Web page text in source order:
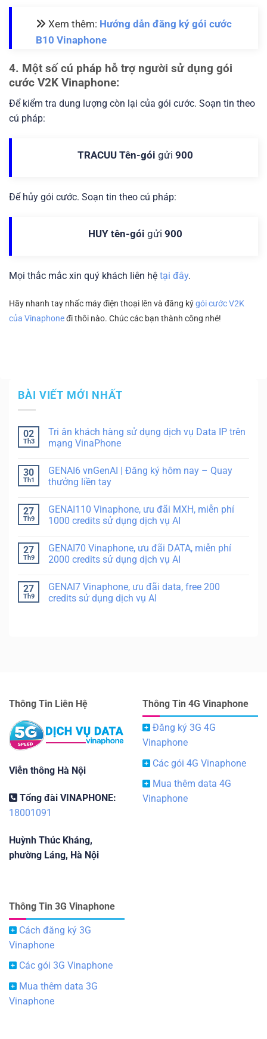
Xem thêm: Hướng dẫn đăng ký gói cước
B10 Vinaphone
4. Một số cú pháp hỗ trợ người sử dụng gói
cước V2K Vinaphone:
Để kiểm tra dung lượng còn lại của gói cước. Soạn tin theo
cú pháp:
TRACUU Tên-gói gửi 900
Để hủy gói cước. Soạn tin theo cú pháp:
HUY tên-gói gửi 900
Mọi thắc mắc xin quý khách liên hệ tại đây.
Hãy nhanh tay nhấc máy điện thoại lên và đăng kýgói cước V2K
của Vinaphoneđi thôi nào. Chúc các bạn thành công nhé!
BÀI VIẾT MỚI NHẤT
02
Th3
Tri ân khách hàng sử dụng dịch vụ Data IP trên
mạng VinaPhone
30
Th1
GENAI6 vnGenAI | Đăng ký hôm nay – Quay
thưởng liền tay
27
Th9
GENAI110 Vinaphone, ưu đãi MXH, miễn phí
1000 credits sử dụng dịch vụ AI
27
Th9
GENAI70 Vinaphone, ưu đãi DATA, miễn phí
2000 credits sử dụng dịch vụ AI
27
Th9
GENAI7 Vinaphone, ưu đãi data, free 200
credits sử dụng dịch vụ AI
Thông Tin Liên Hệ
Viễn thông Hà Nội
Tổng đài VINAPHONE:
18001091
Huỳnh Thúc Kháng,
phường Láng, Hà Nội
Thông Tin 4G Vinaphone
Đăng ký 3G 4G
Vinaphone
Các gói 4G Vinaphone
Mua thêm data 4G
Vinaphone
Thông Tin 3G Vinaphone
Cách đăng ký 3G
Vinaphone
Các gói 3G Vinaphone
Mua thêm data 3G
Vinaphone